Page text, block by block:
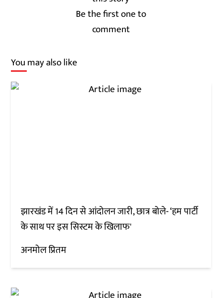
Be the first one to
comment
You may also like
झारखंड में 14 दिन से आंदोलन जारी, छात्र बोले- ‘हम पार्टी
के साथ पर इस सिस्टम के खिलाफ'
अनमोल प्रितम